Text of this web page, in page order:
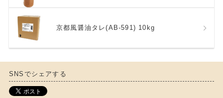
京都風醤油タレ(AB-591) 10kg
SNSでシェアする